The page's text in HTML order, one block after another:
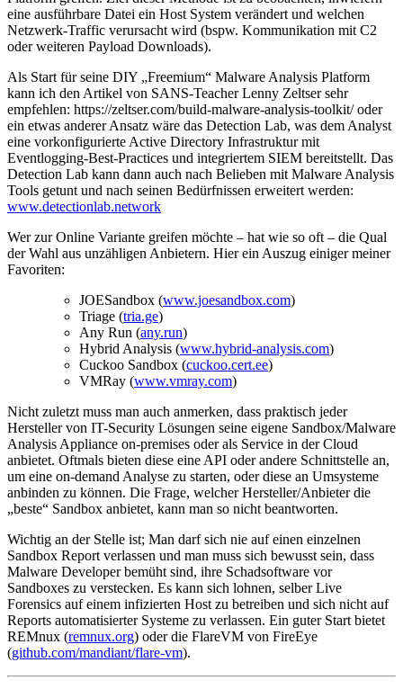
eine ausführbare Datei ein Host System verändert und welchen
Netzwerk-Traffic verursacht wird (bspw. Kommunikation mit C2
oder weiteren Payload Downloads).
Als Start für seine DIY „Freemium“ Malware Analysis Platform
kann ich den Artikel von SANS-Teacher Lenny Zeltser sehr
empfehlen: https://zeltser.com/build-malware-analysis-toolkit/ oder
ein etwas anderer Ansatz wäre das Detection Lab, was dem Analyst
eine vorkonfigurierte Active Directory Infrastruktur mit
Eventlogging-Best-Practices und integriertem SIEM bereitstellt. Das
Detection Lab kann dann auch nach Belieben mit Malware Analysis
Tools getunt und nach seinen Bedürfnissen erweitert werden:
www.detectionlab.network
Wer zur Online Variante greifen möchte – hat wie so oft – die Qual
der Wahl aus unzähligen Anbietern. Hier ein Auszug einiger meiner
Favoriten:
JOESandbox (www.joesandbox.com)
Triage (tria.ge)
Any Run (any.run)
Hybrid Analysis (www.hybrid-analysis.com)
Cuckoo Sandbox (cuckoo.cert.ee)
VMRay (www.vmray.com)
Nicht zuletzt muss man auch anmerken, dass praktisch jeder
Hersteller von IT-Security Lösungen seine eigene Sandbox/Malware
Analysis Appliance on-premises oder als Service in der Cloud
anbietet. Oftmals bieten diese eine API oder andere Schnittstelle an,
um eine on-demand Analyse zu starten, oder diese an Umsysteme
anbinden zu können. Die Frage, welcher Hersteller/Anbieter die
„beste“ Sandbox anbietet, kann man so nicht beantworten.
Wichtig an der Stelle ist; Man darf sich nie auf einen einzelnen
Sandbox Report verlassen und man muss sich bewusst sein, dass
Malware Developer bemüht sind, ihre Schadsoftware vor
Sandboxes zu verstecken. Es kann sich lohnen, selber Live
Forensics auf einem infizierten Host zu betreiben und sich nicht auf
Reports automatisierter Systeme zu verlassen. Ein guter Start bietet
REMnux (remnux.org) oder die FlareVM von FireEye
(github.com/mandiant/flare-vm).